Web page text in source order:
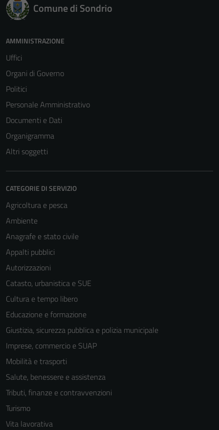
Comune di Sondrio
AMMINISTRAZIONE
Uffici
Organi di Governo
Politici
Personale Amministrativo
Documenti e Dati
Organigramma
Altri soggetti
CATEGORIE DI SERVIZIO
Agricoltura e pesca
Ambiente
Anagrafe e stato civile
Appalti pubblici
Autorizzazioni
Catasto, urbanistica e SUE
Cultura e tempo libero
Educazione e formazione
Giustizia, sicurezza pubblica e polizia municipale
Imprese, commercio e SUAP
Mobilità e trasporti
Salute, benessere e assistenza
Tributi, finanze e contravvenzioni
Turismo
Vita lavorativa